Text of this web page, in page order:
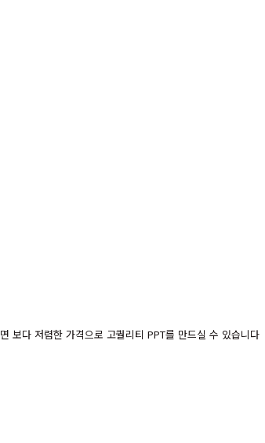
보다 저렴한 가격으로 고퀄리티 PPT를 만드실 수 있습니다